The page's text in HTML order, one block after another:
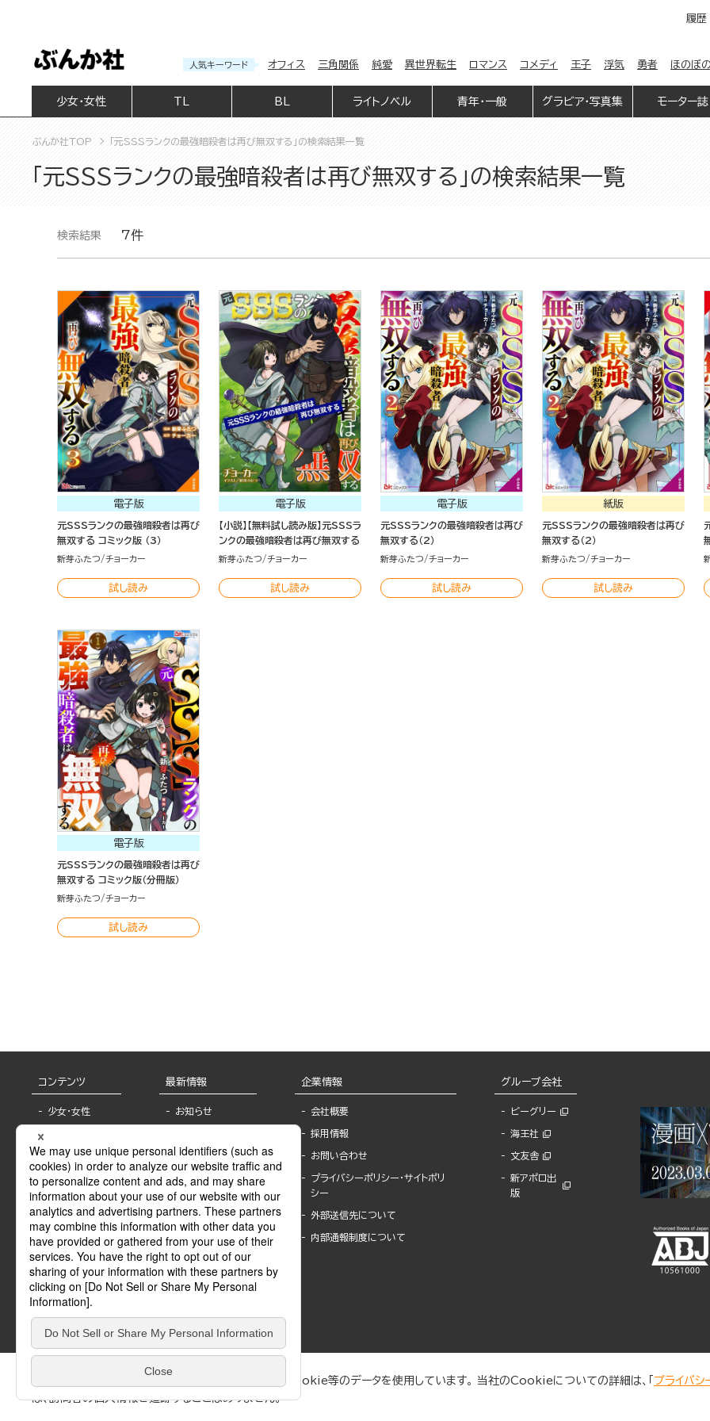
履歴
人気キーワード オフィス 三角関係 純愛 異世界転生 ロマンス コメディ 王子 浮気 勇者 ほのぼ
少女・女性 BL ライトノベル 青年・一般 グラビア・写真集 モーター誌
ぶんか社TOP 「元SSSランクの最強暗殺者は再び無双する」の検索結果一覧
「元SSSランクの最強暗殺者は再び無双する」の検索結果一覧
検索結果 7件
電子版
元SSSランクの最強暗殺者は再び
無双する コミック版 （3）
新芽ふたつ チョーカー
試し読み
電子版
【小説】【無料試し読み版】元SSSラ
ンクの最強暗殺者は再び無双する
新芽ふたつ チョーカー
試し読み
電子版
元SSSランクの最強暗殺者は再び
無双する（2）
新芽ふたつ チョーカー
試し読み
紙版
元SSSランクの最強暗殺者は再び
無双する（2）
新芽ふたつ チョーカー
試し読み
電子版
元SSSランクの最強暗殺者は再び
無双する コミック版（分冊版）
新芽ふたつ チョーカー
試し読み
コンテンツ
少女・女性
BL
ライトノベル
青年・一般
グラビア・写真
モーター誌
SPECIAL
Sublicense
最新情報
お知らせ
報
書店様へ
海外ライセンシー
公式SNSアカウ
ント
作家一覧
Keyword list
Author list
企業情報
会社概要
採用情報
お問い合わせ
プライバシーポリシー・サイトポリ
シー
外部送信先について
内部通報制度について
グループ会社
ビーグリー
海王社
文友舎
新アポロ出
版
ぶんか社が運営するサイトでは、利便性向上のためにCookie等のデータを使用しています。 当社のCookieについての詳細は、「 プライバシ
は、訪問者の個人情報を追跡することはありません。